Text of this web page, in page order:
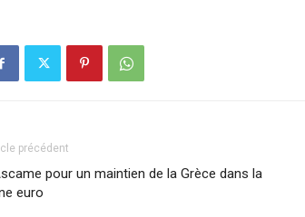
précédent
pour un maintien de la Grèce dans la
euro